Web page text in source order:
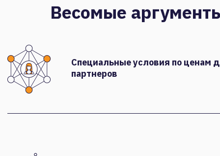
Весомые
Специальные условия по ценам
партнеров